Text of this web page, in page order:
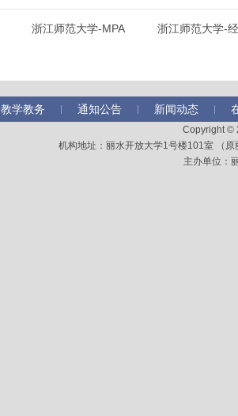
浙江师范大学-MPA 浙江师范大学-
教学教务 通知公告 新闻动态
Copyright
机构地址：丽水开放大学1号楼101室 （
主办单位